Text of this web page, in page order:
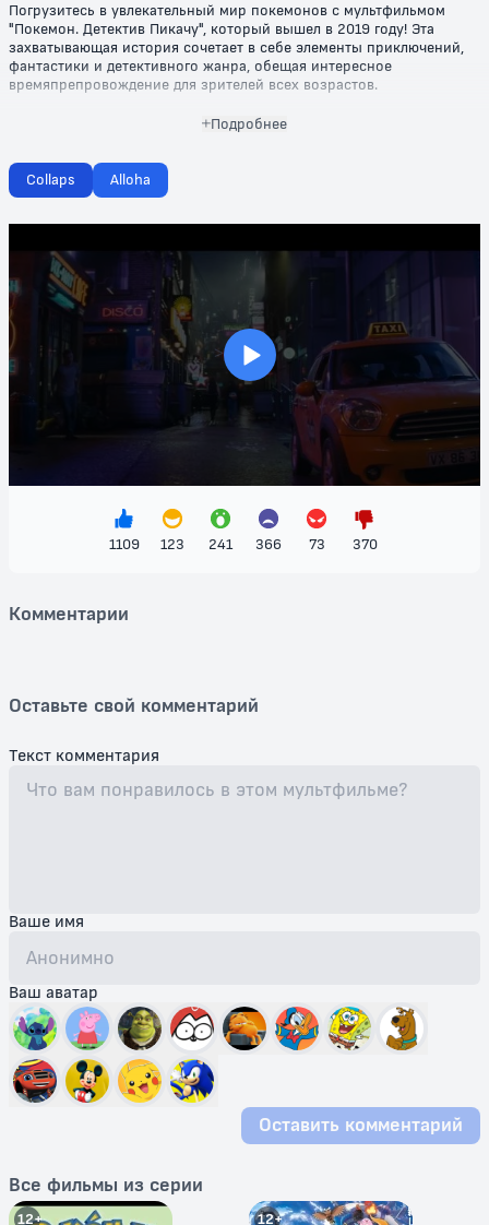
Погрузитесь в увлекательный мир покемонов с мультфильмом
"Покемон. Детектив Пикачу", который вышел в 2019 году! Эта
захватывающая история сочетает в себе элементы приключений,
фантастики и детективного жанра, обещая интересное
времяпрепровождение для зрителей всех возрастов.
В центре сюжета – майл-менеджер Тим Гудман, который
таинственного исчезновения своего отца. Его единственным
союзником становится говорящий покемон Пикачу, обладающий
уникальными детективными навыками и чудесным чувством
же, ярких покемонов.
Мультфильм "Покемон. Детектив Пикачу" не только радует глаз
красочными анимационными сценами, но и предлагает зрителям
разгадать множество загадок, ведь каждый кадр полон деталей и
скрытых улик. Это уникальное сочетание фэнтези и детектива
создаёт живую атмосферу, где каждый любитель покемонов найдет
что-то для себя.
Не упустите шанс погрузиться в этот волшебный мир, где дружба,
приключения и тайны ждут вас на каждом шагу. Смотреть
"Покемон. Детектив Пикачу" можно бесплатно на нашем сайте –
присоединяйтесь к Тим и Пикачу в их захватывающей истории и
Подробнее
Collaps Alloha
>
1109 123 241 366 73 370
Комментарии
Оставьте свой комментарий
Текст комментария
Ваше имя
Ваш аватар
Оставить комментарий
Все фильмы из серии
12+ 12+